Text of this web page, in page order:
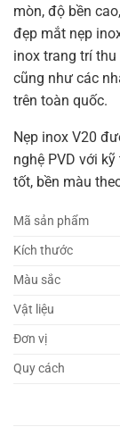
mòn, độ bền
đẹp mắt nẹp
inox trang trí
cũng như các
trên toàn quốc.
Nẹp inox V20
nghệ PVD với
tốt, bền màu
Mã sản phẩm
Kích thước
Màu sắc
Vật liệu
Đơn vị
Quy cách